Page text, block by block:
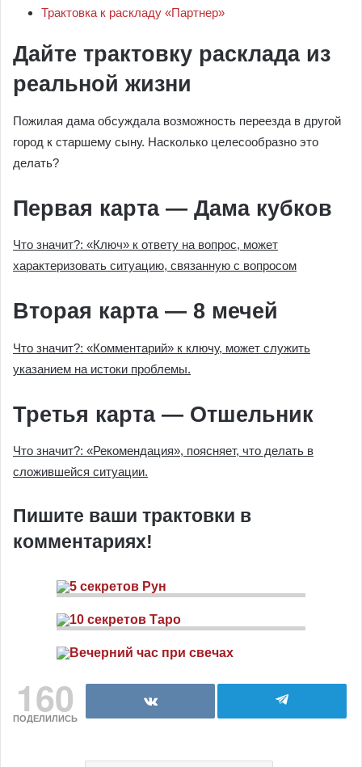
Трактовка к раскладу «Партнер»
Дайте трактовку расклада из
реальной жизни
Пожилая дама обсуждала возможность переезда в другой
город к старшему сыну. Насколько целесообразно это
делать?
Первая карта — Дама кубков
Что значит?: «Ключ» к ответу на вопрос, может
характеризовать ситуацию, связанную с вопросом
Вторая карта — 8 мечей
Что значит?: «Комментарий» к ключу, может служить
указанием на истоки проблемы.
Третья карта — Отшельник
Что значит?: «Рекомендация», поясняет, что делать в
сложившейся ситуации.
Пишите ваши трактовки в
комментариях!
160
ПОДЕЛИЛИСЬ